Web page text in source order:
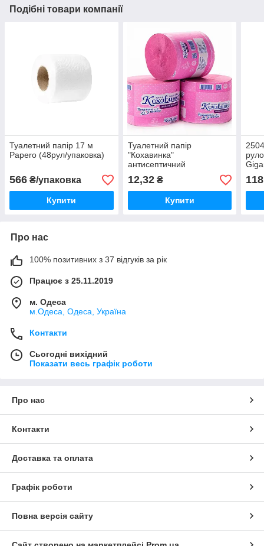
Подібні товари компанії
Туалетний папір 17 м
Papero (48рул/упаковка)
566 ₴/упаковка
Купити
Туалетний папір
"Кохавинка"
антисептичний
12,32₴
Купити
118
Про нас
100% позитивних з 37 відгуків за рік
Працює з 25.11.2019
м. Одеса
м.Одеса, Одеса, Україна
Контакти
Сьогодні вихідний
Показати весь графік роботи
Про нас
Контакти
Доставка та оплата
Графік роботи
Повна версія сайту